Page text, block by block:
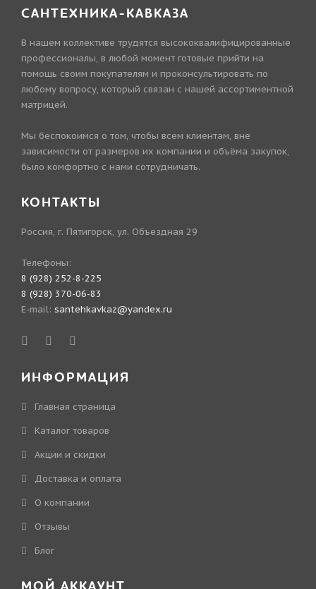
САНТЕХНИКА-КАВКАЗА
В нашем коллективе трудятся высококвалифицированные
профессионалы, в любой момент готовые прийти на
помощь своим покупателям и проконсультировать по
любому вопросу, который связан с нашей ассортиментной
матрицей.
Мы беспокоимся о том, чтобы всем клиентам, вне
зависимости от размеров их компании и объёма закупок,
было комфортно с нами сотрудничать.
КОНТАКТЫ
Россия, г. Пятигорск, ул. Объездная 29
Телефоны:
8 (928) 252-8-225
8 (928) 370-06-83
E-mail: santehkavkaz@yandex.ru
ИНФОРМАЦИЯ
Главная страница
Каталог товаров
Акции и скидки
Доставка и оплата
О компании
Отзывы
Блог